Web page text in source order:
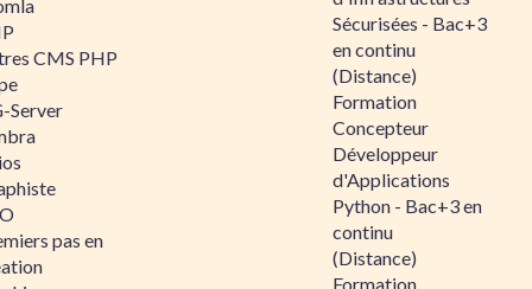
CMS PHP
Server
pas en
Sécurisées - Bac+3
en continu
(Distance)
Formation
Concepteur
Développeur
d'Applications
Python - Bac+3 en
continu
(Distance)
Formation